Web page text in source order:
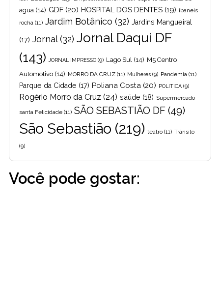
agua (14) GDF (20) HOSPITAL DOS DENTES (19) ibaneis
rocha (11) Jardim Botânico (32) Jardins Mangueiral
(17) Jornal(32) Jornal Daqui DF
(143)
JORNAL IMPRESSO (9) Lago Sul (14) M5 Centro
Automotivo (14) MORRO DA CRUZ (11) Mulheres (9) Pandemia (11)
Parque da Cidade (17) Poliana Costa (20) POLITICA (9)
Rogério Morro da Cruz (24) saúde (18) Supermercado
santa Felicidade (11) SÃO SEBASTIÃO DF (49)
São Sebastião (219) teatro (11) Trânsito
(9)
Você pode gostar: